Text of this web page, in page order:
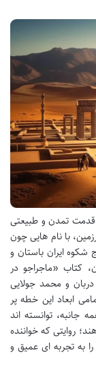
قدمت تمدن و طبیعتی
با نام هایی چون
شکوه ایران باستان و
کتاب «ماجراجو در
و محمد جولایی
ابعاد این خطه پر
جانبه، توانسته اند
روایتی که خواننده
را به تجربه ای عمیق و